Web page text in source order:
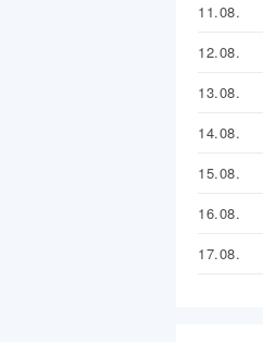
11.08.
12.08.
13.08.
14.08.
15.08.
16.08.
17.08.